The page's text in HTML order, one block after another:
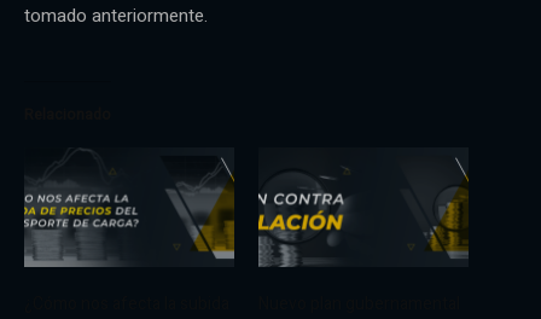
tomado anteriormente.